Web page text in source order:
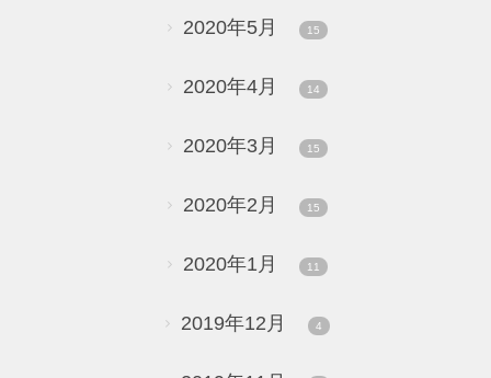
2020年5月 15
2020年4月 14
2020年3月 15
2020年2月 15
2020年1月 11
2019年12月 4